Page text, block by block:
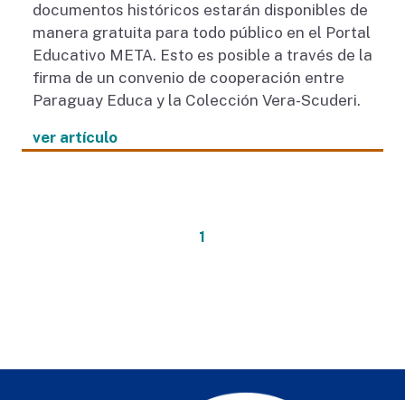
documentos históricos estarán disponibles de
manera gratuita para todo público en el Portal
Educativo META. Esto es posible a través de la
firma de un convenio de cooperación entre
Paraguay Educa y la Colección Vera-Scuderi.
ver artículo
1